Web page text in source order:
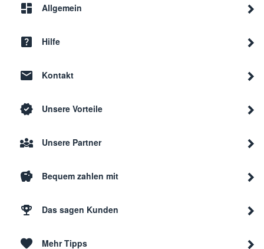
Allgemein
Hilfe
Kontakt
Unsere Vorteile
Unsere Partner
Bequem zahlen mit
Das sagen Kunden
Mehr Tipps